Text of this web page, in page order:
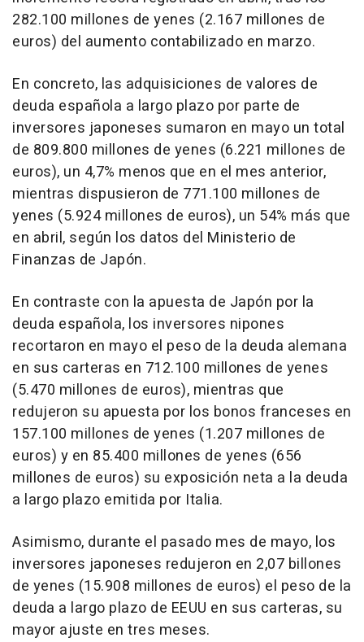
282.100 millones de yenes (2.167 millones de
euros) del aumento contabilizado en marzo.
En concreto, las adquisiciones de valores de
deuda española a largo plazo por parte de
inversores japoneses sumaron en mayo un total
de 809.800 millones de yenes (6.221 millones de
euros), un 4,7% menos que en el mes anterior,
mientras dispusieron de 771.100 millones de
yenes (5.924 millones de euros), un 54% más que
en abril, según los datos del Ministerio de
Finanzas de Japón.
En contraste con la apuesta de Japón por la
deuda española, los inversores nipones
recortaron en mayo el peso de la deuda alemana
en sus carteras en 712.100 millones de yenes
(5.470 millones de euros), mientras que
redujeron su apuesta por los bonos franceses en
157.100 millones de yenes (1.207 millones de
euros) y en 85.400 millones de yenes (656
millones de euros) su exposición neta a la deuda
a largo plazo emitida por Italia.
Asimismo, durante el pasado mes de mayo, los
inversores japoneses redujeron en 2,07 billones
de yenes (15.908 millones de euros) el peso de la
deuda a largo plazo de EEUU en sus carteras, su
mayor ajuste en tres meses.